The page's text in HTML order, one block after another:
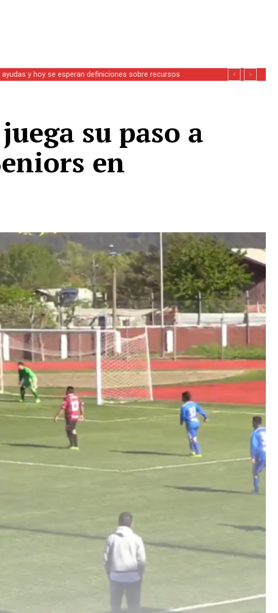
y hoy se esperan definiciones sobre recursos
su paso a
en